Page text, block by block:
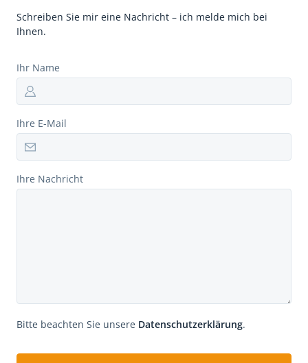
Schreiben Sie mir eine Nachricht – ich melde mich bei
Ihnen.
Ihr Name
Ihre E-Mail
Ihre Nachricht
Bitte beachten Sie unsere Datenschutzerklärung.